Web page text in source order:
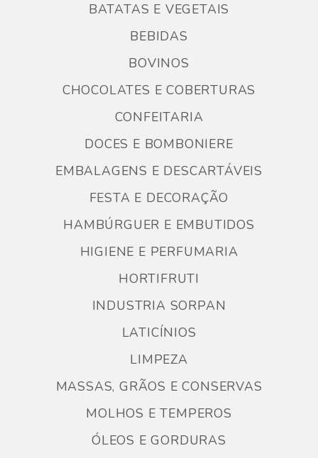
BATATAS E VEGETAIS
BEBIDAS
BOVINOS
CHOCOLATES E COBERTURAS
CONFEITARIA
DOCES E BOMBONIERE
EMBALAGENS E DESCARTÁVEIS
FESTA E DECORAÇÃO
HAMBÚRGUER E EMBUTIDOS
HIGIENE E PERFUMARIA
HORTIFRUTI
INDUSTRIA SORPAN
LATICÍNIOS
LIMPEZA
MASSAS, GRÃOS E CONSERVAS
MOLHOS E TEMPEROS
ÓLEOS E GORDURAS